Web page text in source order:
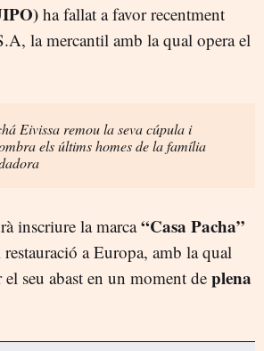
ha fallat a favor recentment
la mercantil amb la qual opera el
Eivissa remou la seva cúpula i
els últims homes de la família
inscriure la marca“Casa Pacha”
a Europa, amb la qual
seu abast en un moment de plena